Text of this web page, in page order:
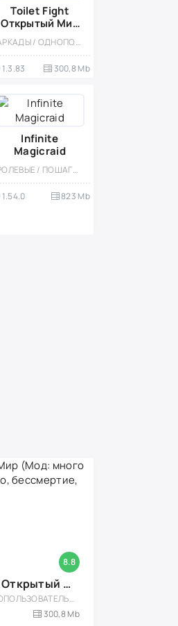
Toilet Fight
Открытый Мир
(Мод: много
чипов, денег,
бессмертие,
читов)
АРКАДЫ / ОДНОПОЛЬЗОВАТЕЛЬСКИЕ / ОФЛАЙН / МОД / РОЛЕВЫЕ / ШУТЕРЫ / ОТКРЫТЫЙ МИР / ВСТРОЕННЫЙ КЕШ / 3D / ЭКШЕНЫ / ТУАЛЕТНЫЕ ВОЙНЫ / ДЛЯ ДЕТЕЙ
1.3.83 300,8 Mb
Infinite
Magicraid
РОЛЕВЫЕ / ПОШАГОВЫЕ / КАЗУАЛЬНЫЕ / МНОГОПОЛЬЗОВАТЕЛЬСКАЯ / СОРЕВНОВАТЕЛЬНАЯ / ОДНОПОЛЬЗОВАТЕЛЬСКИЕ / СТИЛИЗАЦИЯ / ФЭНТЕЗИ / МАГИЯ / ПРИКЛЮЧЕНИЕ / БОЛЬШАЯ
1.54.0 823 Mb
8.8
Toilet Fight Открытый Мир (Мод: много чипов, денег, все открыто, бессмертие, урон, 50+ читов)
АРКАДЫ / ОДНОПОЛЬЗОВАТЕЛЬСКИЕ / ОФЛАЙН / МОД / РОЛЕВЫЕ / ШУТЕРЫ / ОТКРЫТЫЙ МИР / ВСТРОЕННЫЙ КЕШ / 3D / ЭКШЕНЫ / ТУАЛЕТНЫЕ ВОЙНЫ / ДЛЯ ДЕТЕЙ
300,8 Mb